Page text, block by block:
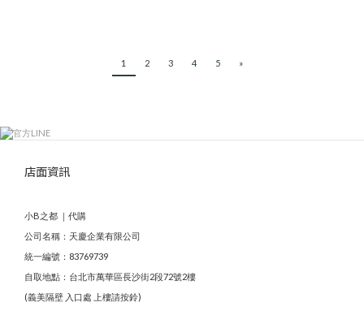
1 2 3 4 5 »
店面資訊
小B之都 ｜代購
公司名稱：天慶企業有限公司
統一編號：83769739
自取地點：台北市萬華區長沙街2段72號2樓
(義美隔壁 入口處 上樓請按鈴)